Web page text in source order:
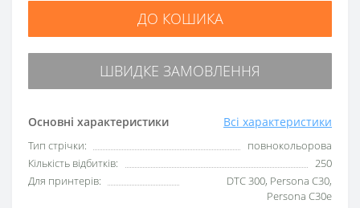
Основні характеристики Всі характеристики
Тип стрічки:
повнокольорова
Кількість відбитків:
250
Для принтерів:
DTC 300, Persona C30,
Persona C30e
ДО КОШИКА
ШВИДКЕ ЗАМОВЛЕННЯ